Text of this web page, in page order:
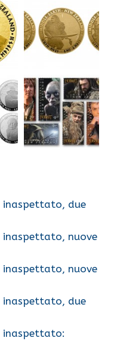
inaspettato, due
inaspettato, nuove
inaspettato, nuove
inaspettato, due
inaspettato: